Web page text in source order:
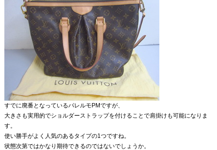
すでに廃番となっているパレルモPMですが、
大きさも実用的でショルダーストラップを付けることで肩掛けも可能になりま
す。
使い勝手がよく人気のあるタイプの1つですね。
状態次第ではかなり期待できるのではないでしょうか。